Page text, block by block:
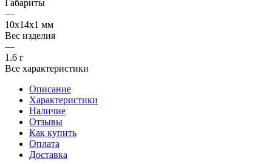
Габариты
—
10х14х1 мм
Вес изделия
—
1.6 г
Все характеристики
Описание
Характеристики
Наличие
Отзывы
Как купить
Оплата
Доставка